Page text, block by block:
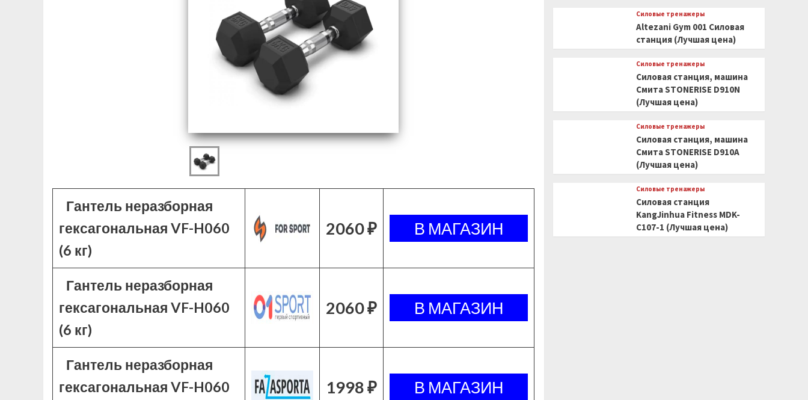
Гантель неразборная
гексагональная VF-H060
(6 кг)
2060 ₽
Гантель неразборная
гексагональная VF-H060
(6 кг)
2060 ₽
Гантель неразборная
гексагональная VF-H060
1998 ₽
Силовые тренажеры
Altezani Gym 001 Силовая
станция (Лучшая цена)
Силовые тренажеры
Силовая станция, машина
Смита STONERISE D910N
(Лучшая цена)
Силовые тренажеры
Силовая станция, машина
Смита STONERISE D910A
(Лучшая цена)
Силовые тренажеры
Силовая станция
KangJinhua Fitness MDK-
C107-1 (Лучшая цена)